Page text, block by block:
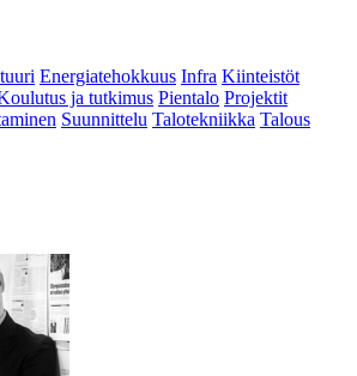
Energiatehokkuus Infra Kiinteistöt
ja tutkimus Pientalo Projektit
Suunnittelu Talotekniikka Talous